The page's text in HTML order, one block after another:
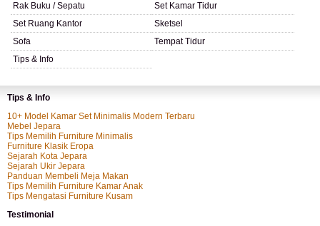
Rak Buku / Sepatu
Set Kamar Tidur
Set Ruang Kantor
Sketsel
Sofa
Tempat Tidur
Tips & Info
Tips & Info
10+ Model Kamar Set Minimalis Modern Terbaru
Mebel Jepara
Tips Memilih Furniture Minimalis
Furniture Klasik Eropa
Sejarah Kota Jepara
Sejarah Ukir Jepara
Panduan Membeli Meja Makan
Tips Memilih Furniture Kamar Anak
Tips Mengatasi Furniture Kusam
Testimonial